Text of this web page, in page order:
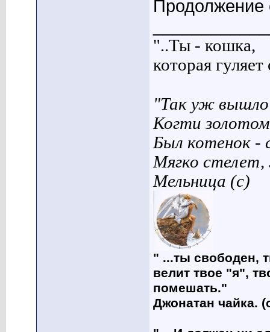
Продолжение
"..Ты - кошка,
которая
"Так уж вышло
Когти
Был котенок -
Мягко
Мельница (с)
" ...ты свободен,
велит твое "я",
помешать."
Джонатан чайка.